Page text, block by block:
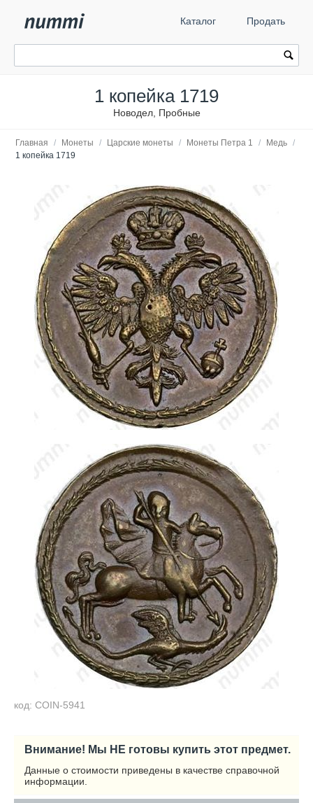
Каталог Продать
1 копейка 1719
Новодел, Пробные
Главная / Монеты / Царские монеты / Монеты Петра 1 / Медь /
1 копейка 1719
код: COIN-5941
Внимание! Мы НЕ готовы купить этот предмет.
Данные о стоимости приведены в качестве справочной
информации.